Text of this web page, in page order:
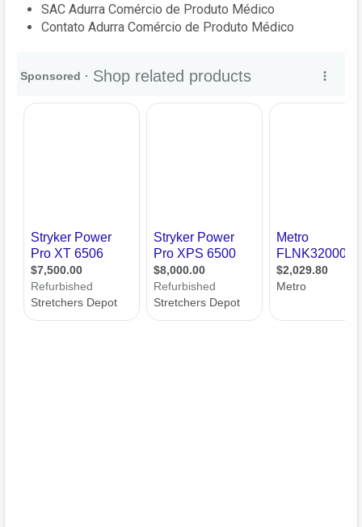
SAC Adurra Comércio de Produto Médico
Contato Adurra Comércio de Produto Médico